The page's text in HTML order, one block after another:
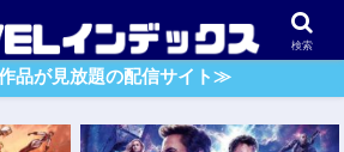
パイダーマン ガーディアンズ・O・G
品が見放題の配信サイト≫
検索